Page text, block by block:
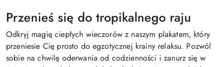
Przenieś się do tropikalnego raju
Odkryj magię ciepłych wieczorów z naszym plakatem, który
przeniesie Cię prosto do egzotycznej krainy relaksu. Pozwól
sobie na chwilę oderwania od codzienności i zanurz się w